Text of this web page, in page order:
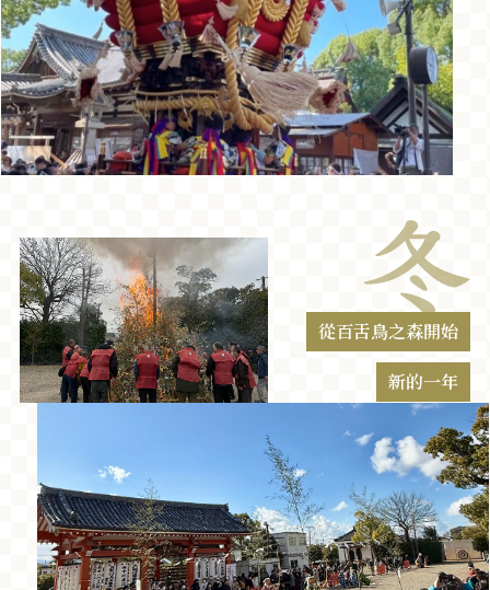
從百舌鳥之森開始
新的一年